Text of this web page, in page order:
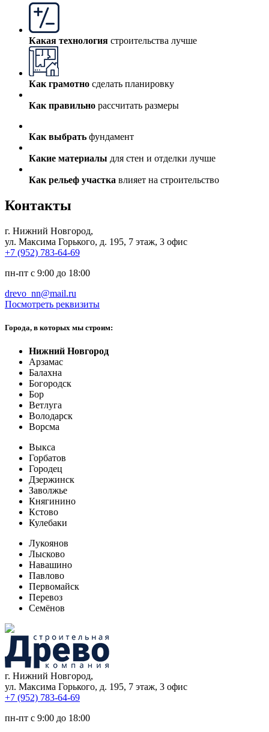
Какая технология строительства лучше
Как грамотно сделать планировку
Как правильно рассчитать размеры
Как выбрать фундамент
Какие материалы для стен и отделки лучше
Как рельеф участка влияет на строительство
Контакты
г. Нижний Новгород,
ул. Максима Горького, д. 195, 7 этаж, 3 офис
+7 (952) 783-64-69
пн-пт с 9:00 до 18:00
drevo_nn@mail.ru
Посмотреть реквизиты
Города, в которых мы строим:
Нижний Новгород
Арзамас
Балахна
Богородск
Бор
Ветлуга
Володарск
Ворсма
Выкса
Горбатов
Городец
Дзержинск
Заволжье
Княгинино
Кстово
Кулебаки
Лукоянов
Лысково
Навашино
Павлово
Первомайск
Перевоз
Семёнов
г. Нижний Новгород,
ул. Максима Горького, д. 195, 7 этаж, 3 офис
+7 (952) 783-64-69
пн-пт с 9:00 до 18:00